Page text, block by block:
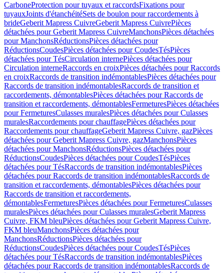
CarboneProtection pour tuyaux et raccordsFixations pour
tuyauxJoints d'étanchéitéSets de boulon pour raccordements à
brideGeberit Mapress CuivreGeberit Mapress CuivrePièces
détachées pour Geberit Mapress CuivreManchonsPièces détachées
pour ManchonsRéductionsPièces détachées pour
RéductionsCoudesPièces détachées pour CoudesTésPièces
détachées pour TésCirculation internePièces détachées pour
Circulation interneRaccords en croixPièces détachées pour Raccords
en croixRaccords de transition indémontablesPièces détachées pour
Raccords de transition indémontablesRaccords de transition et
raccordements, démontablesPièces détachées pour Raccords de
transition et raccordements, démontablesFermeturesPièces détachées
pour FermeturesCulasses muralesPièces détachées pour Culasses
muralesRaccordements pour chauffagePièces détachées pour
Raccordements pour chauffageGeberit Mapress Cuivre, gazPièces
détachées pour Geberit Mapress Cuivre, gazManchonsPièces
détachées pour ManchonsRéductionsPièces détachées pour
RéductionsCoudesPièces détachées pour CoudesTésPièces
détachées pour TésRaccords de transition indémontablesPièces
détachées pour Raccords de transition indémontablesRaccords de
transition et raccordements, démontablesPièces détachées pour
Raccords de transition et raccordements,
démontablesFermeturesPièces détachées pour FermeturesCulasses
muralesPièces détachées pour Culasses muralesGeberit Mapress
Cuivre, FKM bleuPièces détachées pour Geberit Mapress Cuivre,
FKM bleuManchonsPièces détachées pour
ManchonsRéductionsPièces détachées pour
RéductionsCoudesPièces détachées pour CoudesTésPièces
détachées pour TésRaccords de transition indémontablesPièces
détachées pour Raccords de transition indémontablesRaccords de